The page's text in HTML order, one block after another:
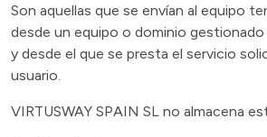
Son aquellas que se envían al equipo
desde un equipo o dominio
y desde el que se presta el servicio
usuario.
VIRTUSWAY SPAIN SL no almacena